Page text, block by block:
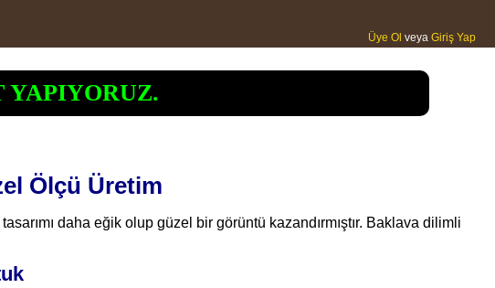
Üye Ol veya Giriş Yap
Ölçü Üretim
daha eğik olup güzel bir görüntü kazandırmıştır. Baklava dilimli